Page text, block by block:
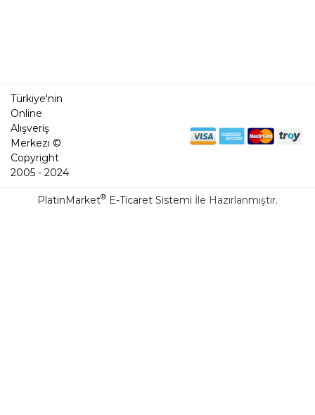
Türkiye'nin
Online
Alışveriş
Merkezi ©
Copyright
2005 - 2024
PlatinMarket® E-Ticaret Sistemi İle Hazırlanmıştır.